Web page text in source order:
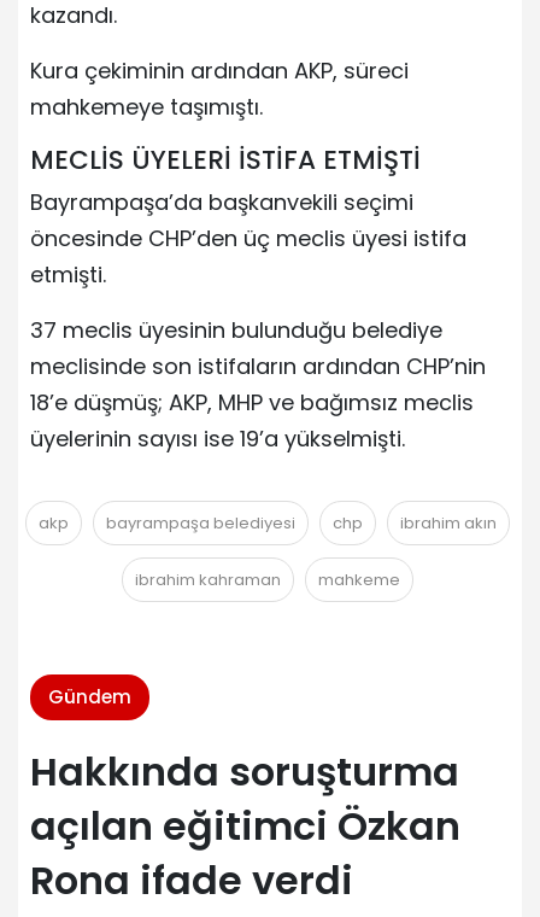
kazandı.
Kura çekiminin ardından AKP, süreci
mahkemeye taşımıştı.
MECLİS ÜYELERİ İSTİFA ETMİŞTİ
Bayrampaşa’da başkanvekili seçimi
öncesinde CHP’den üç meclis üyesi istifa
etmişti.
37 meclis üyesinin bulunduğu belediye
meclisinde son istifaların ardından CHP’nin
18’e düşmüş; AKP, MHP ve bağımsız meclis
üyelerinin sayısı ise 19’a yükselmişti.
akp bayrampaşa belediyesi chp ibrahim akın
ibrahim kahraman mahkeme
Gündem
Hakkında soruşturma
açılan eğitimci Özkan
Rona ifade verdi